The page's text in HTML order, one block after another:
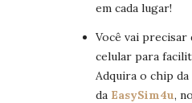
em cada lugar!
Você vai
celular para
Adquira o chip da
da EasySim4u,